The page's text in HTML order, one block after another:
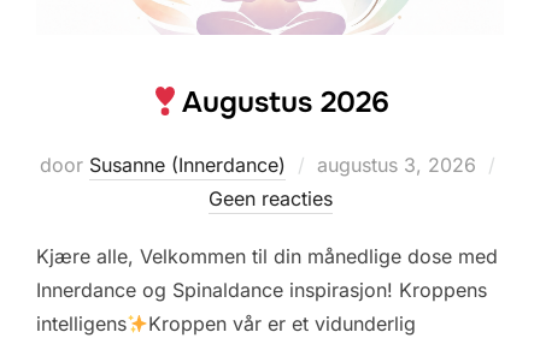
Augustus 2026
door Susanne (Innerdance)
Geplaatst
op
augustus 3, 2026
Geen reacties
Kjære alle, Velkommen til din månedlige dose med
Innerdance og Spinaldance inspirasjon! Kroppens
intelligens
Kroppen vår er et vidunderlig